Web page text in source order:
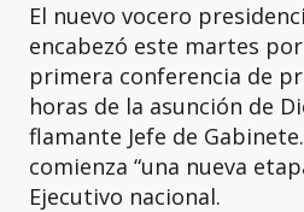
El nuevo vocero
encabezó este martes
primera conferencia de
horas de la asunción de
flamante Jefe de
comienza “una nueva
Ejecutivo nacional.